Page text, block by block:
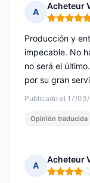
A
Acheteur
Nota: 5 de
Publicado el 17/
Producción y
impecable. No
no será el
por su gran
Opinión traducida
A
Acheteur
Nota: 4 de